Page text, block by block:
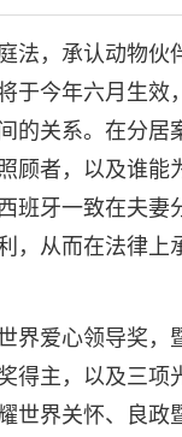
法，承认动物伙
于今年六月生效
的关系。在分居
顾者，以及谁能
班牙一致在夫妻
，从而在法律上
界爱心领导奖，
得主，以及三项
世界关怀、良政